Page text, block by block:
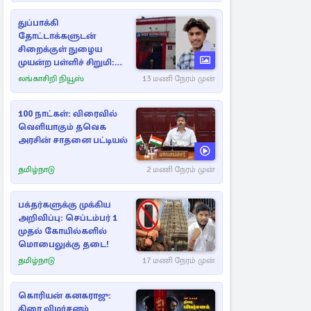
துப்பாக்கி
தோட்டாக்களுடன்
சிறைக்குள் நுழைய
முயன்ற பள்ளிச் சிறுமி:
விசாரணையின் கூறிய
லங்காசிறி நியூஸ் 13 மணி நேரம் முன்
100 நாட்கள்: விரைவில்
வெளியாகும் தவெக
அரசின் சாதனை பட்டியல்
தமிழ்நாடு 2 மணி நேரம் முன்
பக்தர்களுக்கு முக்கிய
அறிவிப்பு: செப்டம்பர் 1
முதல் கோயில்களில்
மொபைலுக்கு தடை!
தமிழ்நாடு 17 மணி நேரம் முன்
கொரியன் கனகராஜு: